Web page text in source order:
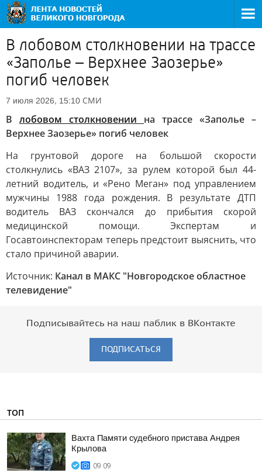
В лобовом столкновении на трассе
«Заполье – Верхнее Заозерье»
погиб человек
7 июля 2026, 15:10 СМИ
В лобовом столкновении на трассе «Заполье –
Верхнее Заозерье» погиб человек
На грунтовой дороге на большой скорости
столкнулись «ВАЗ 2107», за рулем которой был 44-
летний водитель, и «Рено Меган» под управлением
мужчины 1988 года рождения. В результате ДТП
водитель ВАЗ скончался до прибытия скорой
медицинской помощи. Экспертам и
Госавтоинспекторам теперь предстоит выяснить, что
стало причиной аварии.
Источник: Канал в МАКС "Новгородское областное
телевидение"
Подписывайтесь на наш паблик в ВКонтакте
ПОДПИСАТЬСЯ
ТОП
Вахта Памяти судебного пристава Андрея
Крылова
09:09